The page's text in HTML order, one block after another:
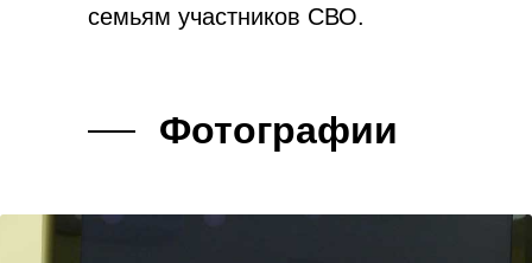
семьям участников СВО.
Фотографии